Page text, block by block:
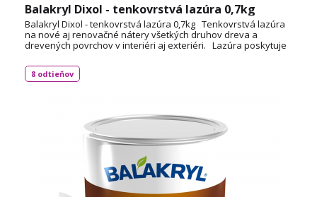
Balakryl Dixol - tenkovrstvá lazúra 0,7kg
Balakryl Dixol - tenkovrstvá lazúra 0,7kg Tenkovrstvá lazúra
na nové aj renovačné nátery všetkých druhov dreva a
drevených povrchov v interiéri aj exteriéri. Lazúra poskytuje
penetračné schopnosti a je rýchloschnúca bez zápachu.
Tento výrobok je dostupný aj v 2,5Kg a 9Kg balení.
8 odtieňov